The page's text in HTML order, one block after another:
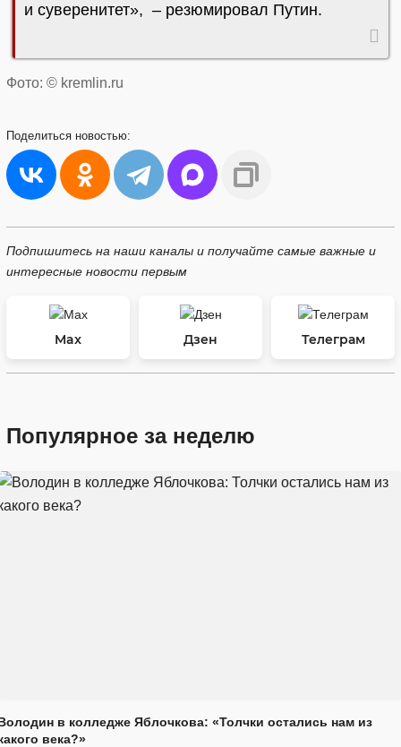
и суверенитет», – резюмировал Путин.
Фото: © kremlin.ru
Поделиться новостью:
Подпишитесь на наши каналы и получайте самые важные и
интересные новости первым
Max Дзен Телеграм
Популярное за неделю
в колледже Яблочкова: «Толчки остались нам из
века?»